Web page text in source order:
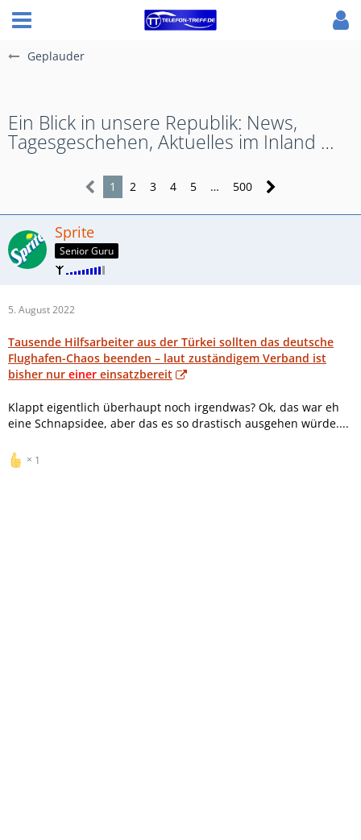
Geplauder
Ein Blick in unsere Republik: News,
Tagesgeschehen, Aktuelles im Inland …
1 2 3 4 5 … 500
Sprite
Senior Guru
5. August 2022
Tausende Hilfsarbeiter aus der Türkei sollten das deutsche
Flughafen-Chaos beenden – laut zuständigem Verband ist
bisher nur einer einsatzbereit
Klappt eigentlich überhaupt noch irgendwas? Ok, das war eh
eine Schnapsidee, aber das es so drastisch ausgehen würde....
1